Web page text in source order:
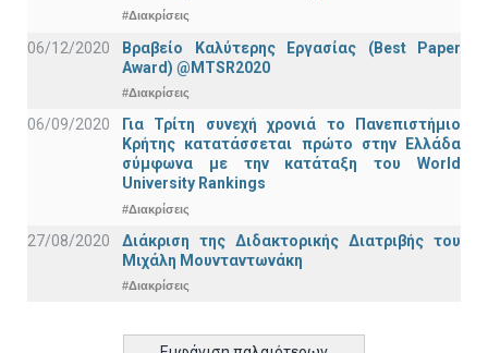
#Διακρίσεις
06/12/2020
Βραβείο Καλύτερης Εργασίας (Best Paper
Award) @MTSR2020
#Διακρίσεις
06/09/2020
Για Τρίτη συνεχή χρονιά το Πανεπιστήμιο
Κρήτης κατατάσσεται πρώτο στην Ελλάδα
σύμφωνα με την κατάταξη του World
University Rankings
#Διακρίσεις
27/08/2020
Διάκριση της Διδακτορικής Διατριβής του
Μιχάλη Μουνταντωνάκη
#Διακρίσεις